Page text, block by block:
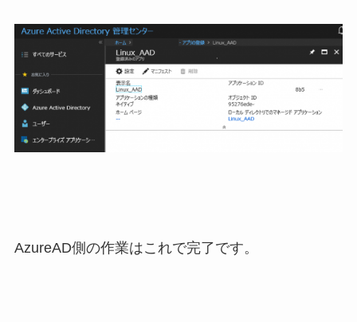
AzureAD側の作業はこれで完了です。